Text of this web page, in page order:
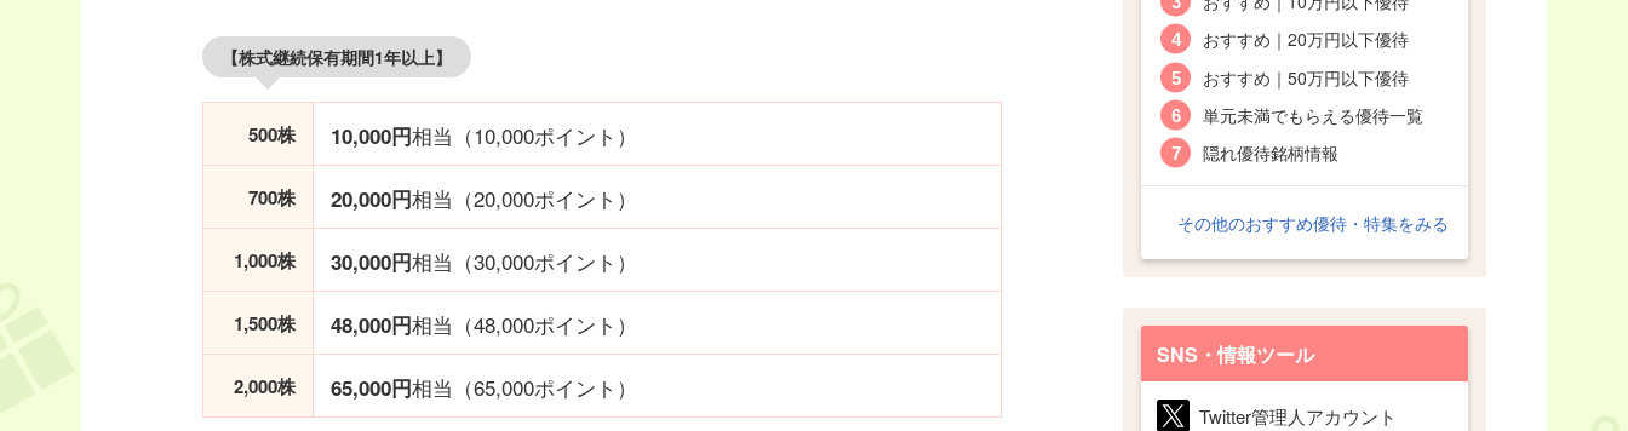
【株式継続保有期間1年以上】
500株 10,000円相当（10,000ポイント）
700株 20,000円相当（20,000ポイント）
1,000株 30,000円相当（30,000ポイント）
1,500株 48,000円相当（48,000ポイント）
2,000株 65,000円相当（65,000ポイント）
おすすめ｜20万円以下優待
おすすめ｜50万円以下優待
単元未満でもらえる優待一覧
隠れ優待銘柄情報
その他のおすすめ優待・特集をみる
SNS・情報ツール
Twitter管理人アカウント